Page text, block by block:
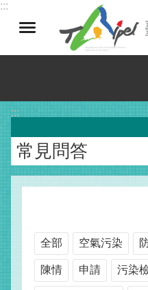
跳到主要內容區塊
:::
:::
常見問答
全部 空氣污染
陳情 申請 污染